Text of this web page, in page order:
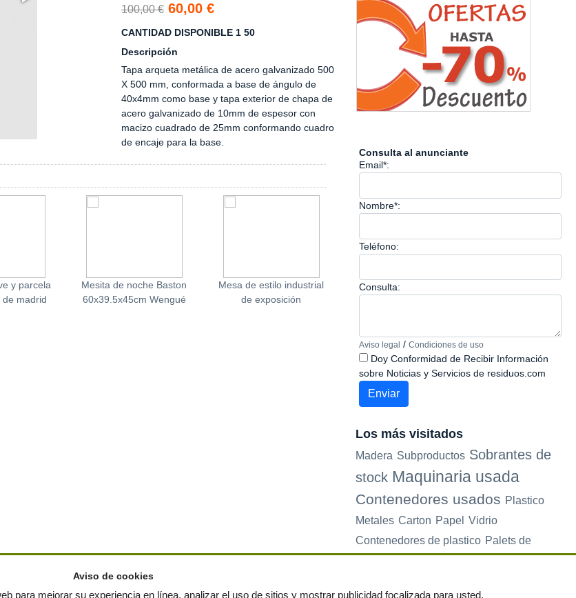
100,00 € 60,00 €
CANTIDAD DISPONIBLE 1 50
Descripción
Tapa arqueta metálica de acero galvanizado 500
X 500 mm, conformada a base de ángulo de
40x4mm como base y tapa exterior de chapa de
acero galvanizado de 10mm de espesor con
macizo cuadrado de 25mm conformando cuadro
de encaje para la base.
y parcela
de madrid
Mesita de noche Baston
60x39.5x45cm Wengué
Mesa de estilo industrial
de exposición
Armario metálico muy
75x80x11cm con
Consulta al anunciante
Email*:
Nombre*:
Teléfono:
Consulta:
Aviso legal / Condiciones de uso
Doy Conformidad de Recibir Información
sobre Noticias y Servicios de residuos.com
Los más visitados
Madera Subproductos Sobrantes de
stock Maquinaria usada
Contenedores usados Plastico
Metales Carton Papel Vidrio
Contenedores de plastico Palets de
Aviso de cookies
para mejorar su experiencia en línea, analizar el uso de sitios y mostrar publicidad focalizada para usted.